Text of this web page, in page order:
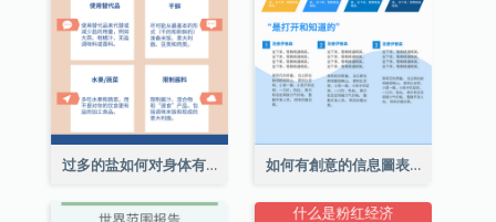
过多的盐如何对身体有害信息图表 如何有創意的信息圖表